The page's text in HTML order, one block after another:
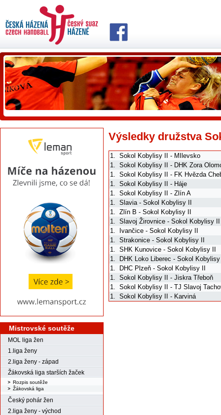
Mistrovské soutěže
MOL liga žen
1.liga ženy
2.liga ženy - západ
Žákovská liga starších žaček
Rozpis soutěže
Žákovská liga
Český pohár žen
2.liga ženy - východ
Výsledky družstva
1.
Sokol Kobylisy II - MIlevsko
1.
Sokol Kobylisy II - DHK Zora
1.
Sokol Kobylisy II - FK Hvězda
1.
Sokol Kobylisy II - Háje
1.
Sokol Kobylisy II - Zlín A
1.
Slavia - Sokol Kobylisy II
1.
Zlín B - Sokol Kobylisy II
1.
Slavoj Žirovnice - Sokol Kobylisy II
1.
Ivančice - Sokol Kobylisy II
1.
Strakonice - Sokol Kobylisy II
1.
SHK Kunovice - Sokol Kobylisy II
1.
DHK Loko Liberec - Sokol
1.
DHC Plzeň - Sokol Kobylisy II
1.
Sokol Kobylisy II - Jiskra Třeboň
1.
Sokol Kobylisy II - TJ Slavoj
1.
Sokol Kobylisy II - Karviná